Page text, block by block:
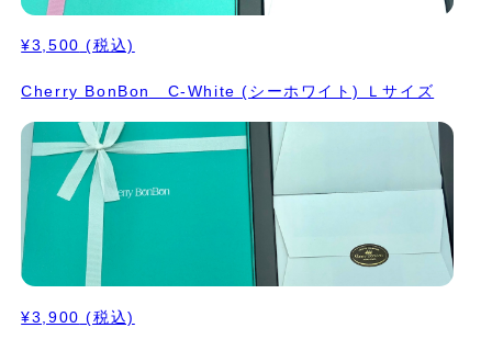
¥3,500 (税込)
Cherry BonBon C-White (シーホワイト) Ｌサイズ
¥3,900 (税込)